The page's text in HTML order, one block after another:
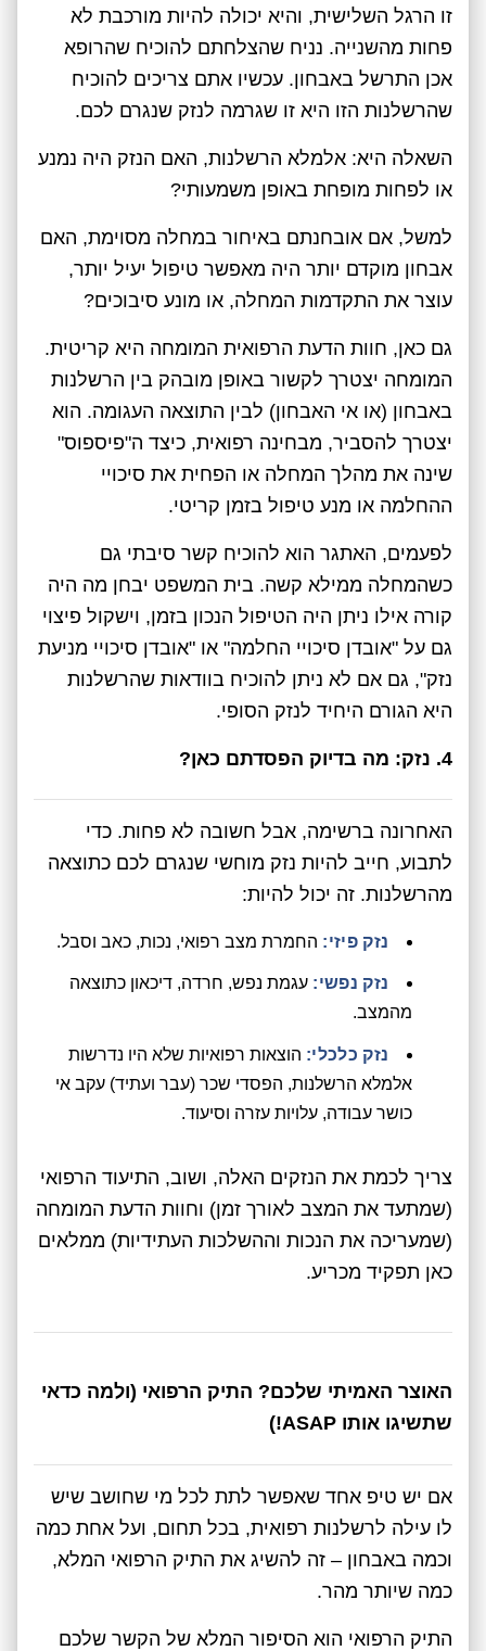
זו הרגל השלישית, והיא יכולה להיות מורכבת לא
פחות מהשנייה. נניח שהצלחתם להוכיח שהרופא
אכן התרשל באבחון. עכשיו אתם צריכים להוכיח
שהרשלנות הזו היא זו שגרמה לנזק שנגרם לכם.
השאלה היא: אלמלא הרשלנות, האם הנזק היה נמנע
או לפחות מופחת באופן משמעותי?
למשל, אם אובחנתם באיחור במחלה מסוימת, האם
אבחון מוקדם יותר היה מאפשר טיפול יעיל יותר,
עוצר את התקדמות המחלה, או מונע סיבוכים?
גם כאן, חוות הדעת הרפואית המומחה היא קריטית.
המומחה יצטרך לקשור באופן מובהק בין הרשלנות
באבחון (או אי האבחון) לבין התוצאה העגומה. הוא
יצטרך להסביר, מבחינה רפואית, כיצד ה"פיספוס"
שינה את מהלך המחלה או הפחית את סיכויי
ההחלמה או מנע טיפול בזמן קריטי.
לפעמים, האתגר הוא להוכיח קשר סיבתי גם
כשהמחלה ממילא קשה. בית המשפט יבחן מה היה
קורה אילו ניתן היה הטיפול הנכון בזמן, וישקול פיצוי
גם על "אובדן סיכויי החלמה" או "אובדן סיכויי מניעת
נזק", גם אם לא ניתן להוכיח בוודאות שהרשלנות
היא הגורם היחיד לנזק הסופי.
4. נזק: מה בדיוק הפסדתם כאן?
האחרונה ברשימה, אבל חשובה לא פחות. כדי
לתבוע, חייב להיות נזק מוחשי שנגרם לכם כתוצאה
מהרשלנות. זה יכול להיות:
נזק פיזי: החמרת מצב רפואי, נכות, כאב וסבל.
נזק נפשי: עגמת נפש, חרדה, דיכאון כתוצאה
מהמצב.
נזק כלכלי: הוצאות רפואיות שלא היו נדרשות
אלמלא הרשלנות, הפסדי שכר (עבר ועתיד) עקב אי
כושר עבודה, עלויות עזרה וסיעוד.
צריך לכמת את הנזקים האלה, ושוב, התיעוד הרפואי
(שמתעד את המצב לאורך זמן) וחוות הדעת המומחה
(שמעריכה את הנכות וההשלכות העתידיות) ממלאים
כאן תפקיד מכריע.
האוצר האמיתי שלכם? התיק הרפואי (ולמה כדאי
שתשיגו אותו ASAP!)
אם יש טיפ אחד שאפשר לתת לכל מי שחושב שיש
לו עילה לרשלנות רפואית, בכל תחום, ועל אחת כמה
וכמה באבחון – זה להשיג את התיק הרפואי המלא,
כמה שיותר מהר.
התיק הרפואי הוא הסיפור המלא של הקשר שלכם